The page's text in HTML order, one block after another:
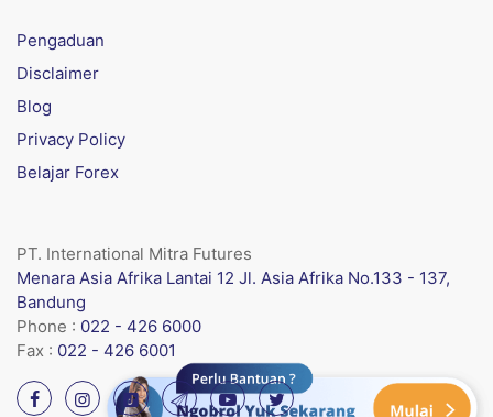
Pengaduan
Disclaimer
Blog
Privacy Policy
Belajar Forex
PT. International Mitra Futures
Menara Asia Afrika Lantai 12 Jl. Asia Afrika No.133 - 137,
Bandung
Phone : 022 - 426 6000
Fax : 022 - 426 6001